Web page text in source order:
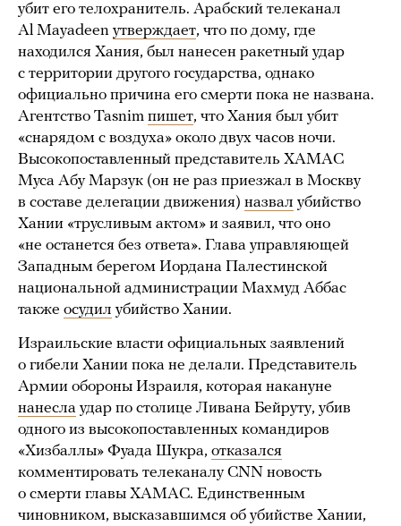
убит его телохранитель. Арабский телеканал
Al Mayadeen утверждает, что по дому, где
находился Хания, был нанесен ракетный удар
с территории другого государства, однако
официально причина его смерти пока не названа.
Агентство Tasnim пишет, что Хания был убит
«снарядом с воздуха» около двух часов ночи.
Высокопоставленный представитель ХАМАС
Муса Абу Марзук (он не раз приезжал в Москву
в составе делегации движения) назвал убийство
Хании «трусливым актом» и заявил, что оно
«не останется без ответа». Глава управляющей
Западным берегом Иордана Палестинской
национальной администрации Махмуд Аббас
также осудил убийство Хании.
Израильские власти официальных заявлений
о гибели Хании пока не делали. Представитель
Армии обороны Израиля, которая накануне
нанесла удар по столице Ливана Бейруту, убив
одного из высокопоставленных командиров
«Хизбаллы» Фуада Шукра, отказался
комментировать телеканалу CNN новость
о смерти главы ХАМАС. Единственным
чиновником, высказавшимся об убийстве Хании,